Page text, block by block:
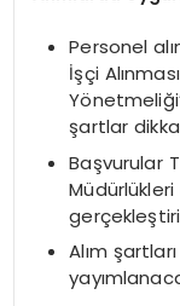
Personel
İşçi
şartlar
Başvurular
Alım